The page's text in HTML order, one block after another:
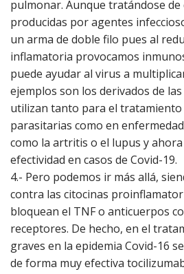
pulmonar. Aunque tratándose de
producidas por agentes
un arma de doble filo pues al
inflamatoria provocamos
puede ayudar al virus a
ejemplos son los derivados de
utilizan tanto para el tratamiento
parasitarias como en
como la artritis o el lupus y
efectividad en casos de Covid-19.
4.- Pero podemos ir más allá,
contra las citocinas
bloquean el TNF o anticuerpos
receptores. De hecho, en el
graves en la epidemia Covid-16
de forma muy efectiva